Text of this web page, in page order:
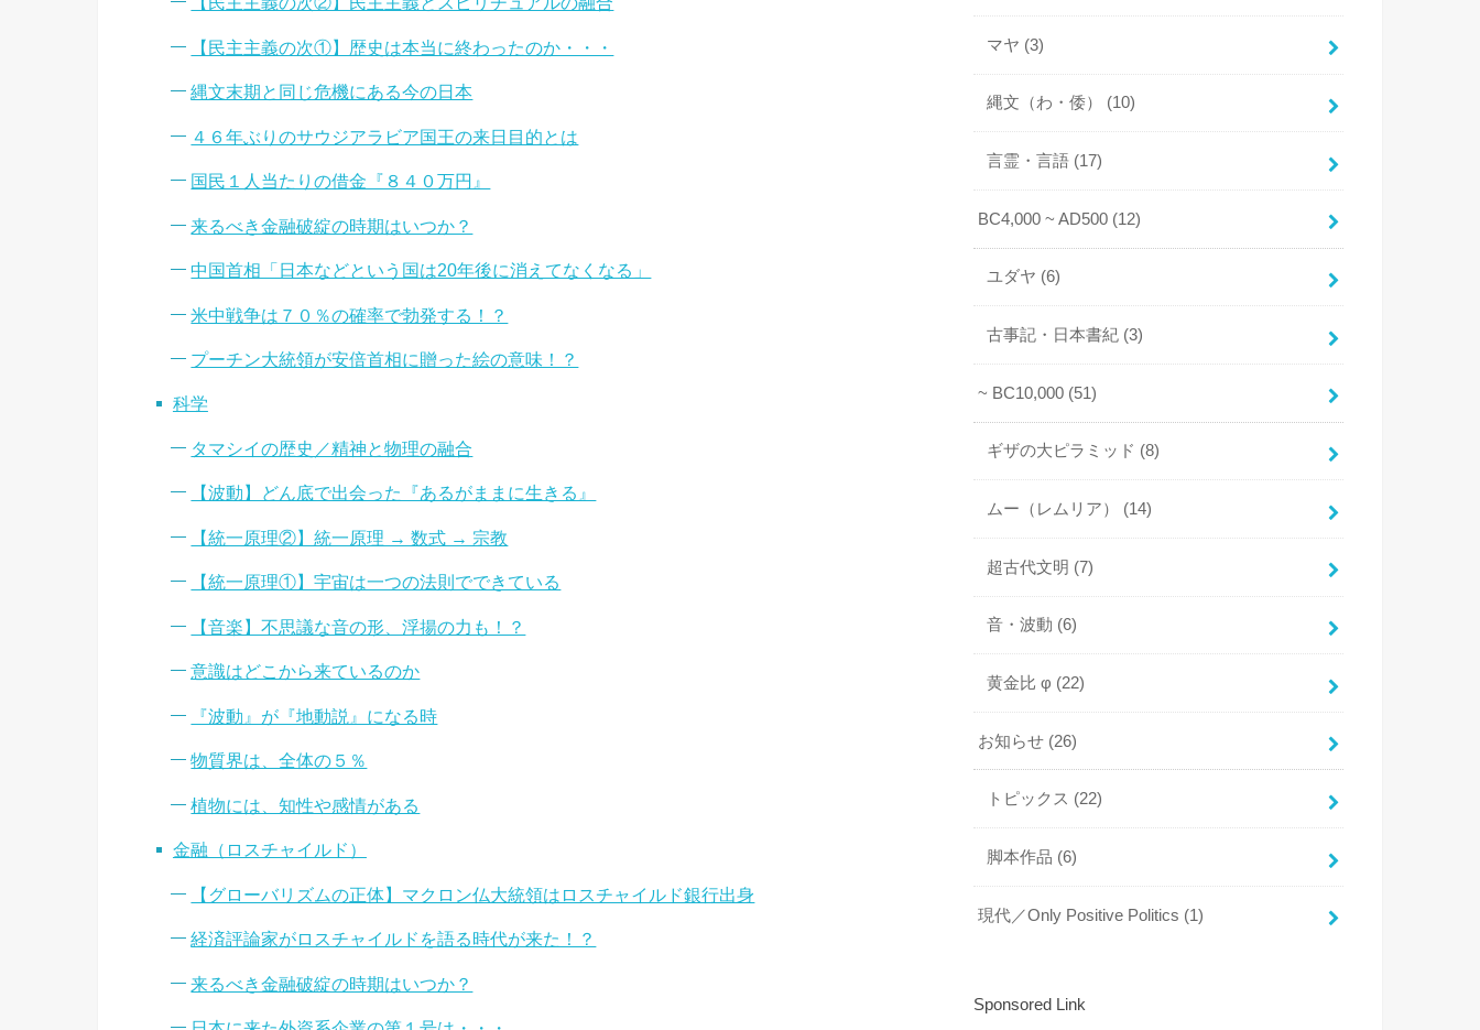
【民主主義の次①】歴史は本当に終わったのか・・・
縄文末期と同じ危機にある今の日本
４６年ぶりのサウジアラビア国王の来日目的とは
国民１人当たりの借金『８４０万円』
来るべき金融破綻の時期はいつか？
中国首相「日本などという国は20年後に消えてなくなる」
米中戦争は７０％の確率で勃発する！？
プーチン大統領が安倍首相に贈った絵の意味！？
科学
タマシイの歴史／精神と物理の融合
【波動】どん底で出会った『あるがままに生きる』
【統一原理②】統一原理 → 数式 → 宗教
【統一原理①】宇宙は一つの法則でできている
【音楽】不思議な音の形、浮揚の力も！？
意識はどこから来ているのか
『波動』が『地動説』になる時
物質界は、全体の５％
植物には、知性や感情がある
金融（ロスチャイルド）
【グローバリズムの正体】マクロン仏大統領はロスチャイルド銀行出身
経済評論家がロスチャイルドを語る時代が来た！？
来るべき金融破綻の時期はいつか？
マヤ (3)
縄文（わ・倭） (10)
言霊・言語 (17)
BC4,000 ~ AD500 (12)
ユダヤ (6)
古事記・日本書紀 (3)
~ BC10,000 (51)
ギザの大ピラミッド (8)
ムー（レムリア） (14)
超古代文明 (7)
音・波動 (6)
黄金比 φ (22)
お知らせ (26)
トピックス (22)
脚本作品 (6)
現代／Only Positive Politics (1)
Sponsored Link